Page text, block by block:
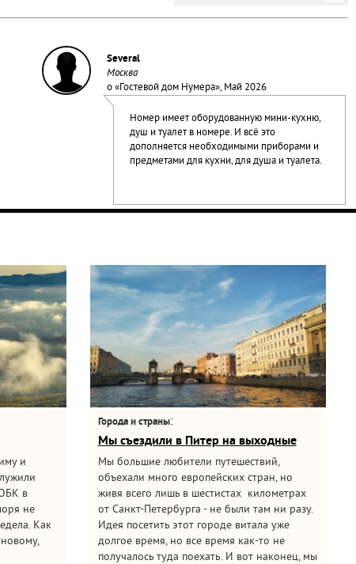
Several
Москва
о «Гостевой дом Нумера», Май 2026
Номер имеет оборудованную мини-кухню,
душ и туалет в номере. И всё это
дополняется необходимыми приборами и
предметами для кухни, для душа и туалета.
и
в
не
Как
Города и страны:
Мы съездили в Питер на выходные
Мы большие любители путешествий,
объехали много европейских стран, но
живя всего лишь в шестистах километрах
от Санкт-Петербурга - не были там ни разу.
Идея посетить этот городе витала уже
долгое время, но все время как-то не
получалось туда поехать. И вот наконец, мы